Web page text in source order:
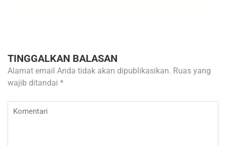
TINGGALKAN BALASAN
Alamat email Anda tidak akan dipublikasikan. Ruas yang
wajib ditandai *
Komentari